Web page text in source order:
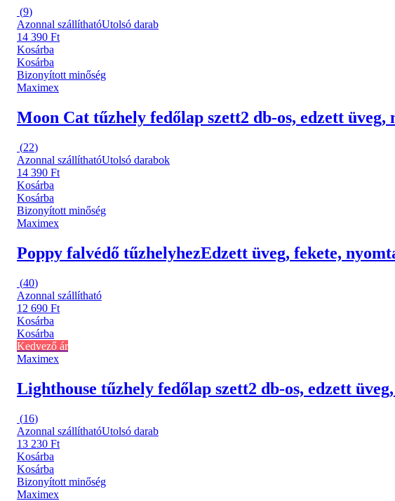
(9)
Azonnal szállíthatóUtolsó darab
14 390 Ft
Kosárba
Kosárba
Bizonyított minőség
Maximex
Moon Cat tűzhely fedőlap szett2 db-os, edzett
(22)
Azonnal szállíthatóUtolsó darabok
14 390 Ft
Kosárba
Kosárba
Bizonyított minőség
Maximex
Poppy falvédő tűzhelyhezEdzett üveg, fekete,
(40)
Azonnal szállítható
12 690 Ft
Kosárba
Kosárba
Kedvező ár
Maximex
Lighthouse tűzhely fedőlap szett2 db-os, edzett
(16)
Azonnal szállíthatóUtolsó darab
13 230 Ft
Kosárba
Kosárba
Bizonyított minőség
Maximex